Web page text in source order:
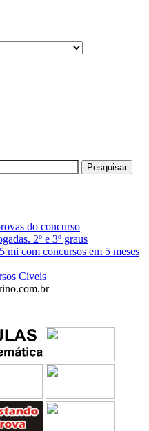
do concurso
2º e 3º graus
mi com concursos em 5 meses
Cíveis